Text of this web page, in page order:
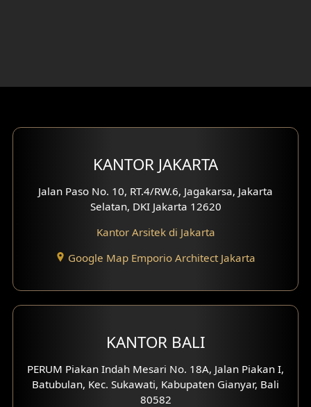
Eksterior Tampak Samping
Desain Eksterior Villa
Desain Eksterior Ruko
Desain Eksterior Perumahan
Desain Klinik
Desain Perumahan
KANTOR JAKARTA
Jalan Paso No. 10, RT.4/RW.6, Jagakarsa, Jakarta
Selatan, DKI Jakarta 12620
Kantor Arsitek di Jakarta
Google Map Emporio Architect Jakarta
KANTOR BALI
PERUM Piakan Indah Mesari No. 18A, Jalan Piakan I,
Batubulan, Kec. Sukawati, Kabupaten Gianyar, Bali
80582